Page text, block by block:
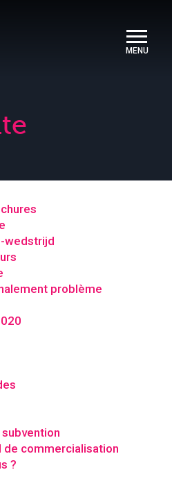
wedstrijd
problème
de commercialisation
?